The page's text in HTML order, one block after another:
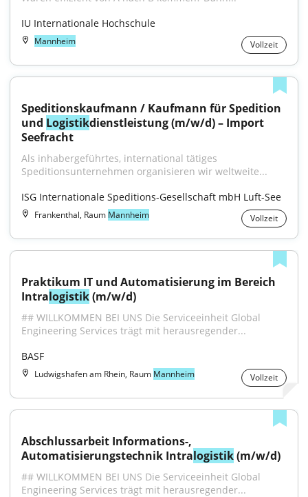
IU Internationale Hochschule
Mannheim Vollzeit
Speditionskaufmann / Kaufmann für Spedition
und Logistikdienstleistung (m/w/d) – Import
Seefracht
Als inhabergeführtes, international tätiges
Speditionsunternehmen organisieren wir weltweite...
ISG Internationale Speditions-Gesellschaft mbH Luft-See
Frankenthal, Raum Mannheim Vollzeit
Praktikum IT und Automatisierung im Bereich
Intralogistik (m/w/d)
## WILLKOMMEN BEI UNS Die Serviceeinheit Global
Engineering Services trägt mit herausregender...
BASF
Ludwigshafen am Rhein, Raum Mannheim Vollzeit
Abschlussarbeit Informations-,
Automatisierungstechnik Intralogistik (m/w/d)
## WILLKOMMEN BEI UNS Die Serviceeinheit Global
Engineering Services trägt mit herausregender...